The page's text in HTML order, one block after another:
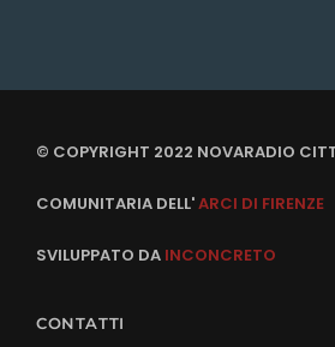
© COPYRIGHT 2022 NOVARADIO
COMUNITARIA DELL'ARCI DI FIRENZE
SVILUPPATO DA INCONCRETO
CONTATTI